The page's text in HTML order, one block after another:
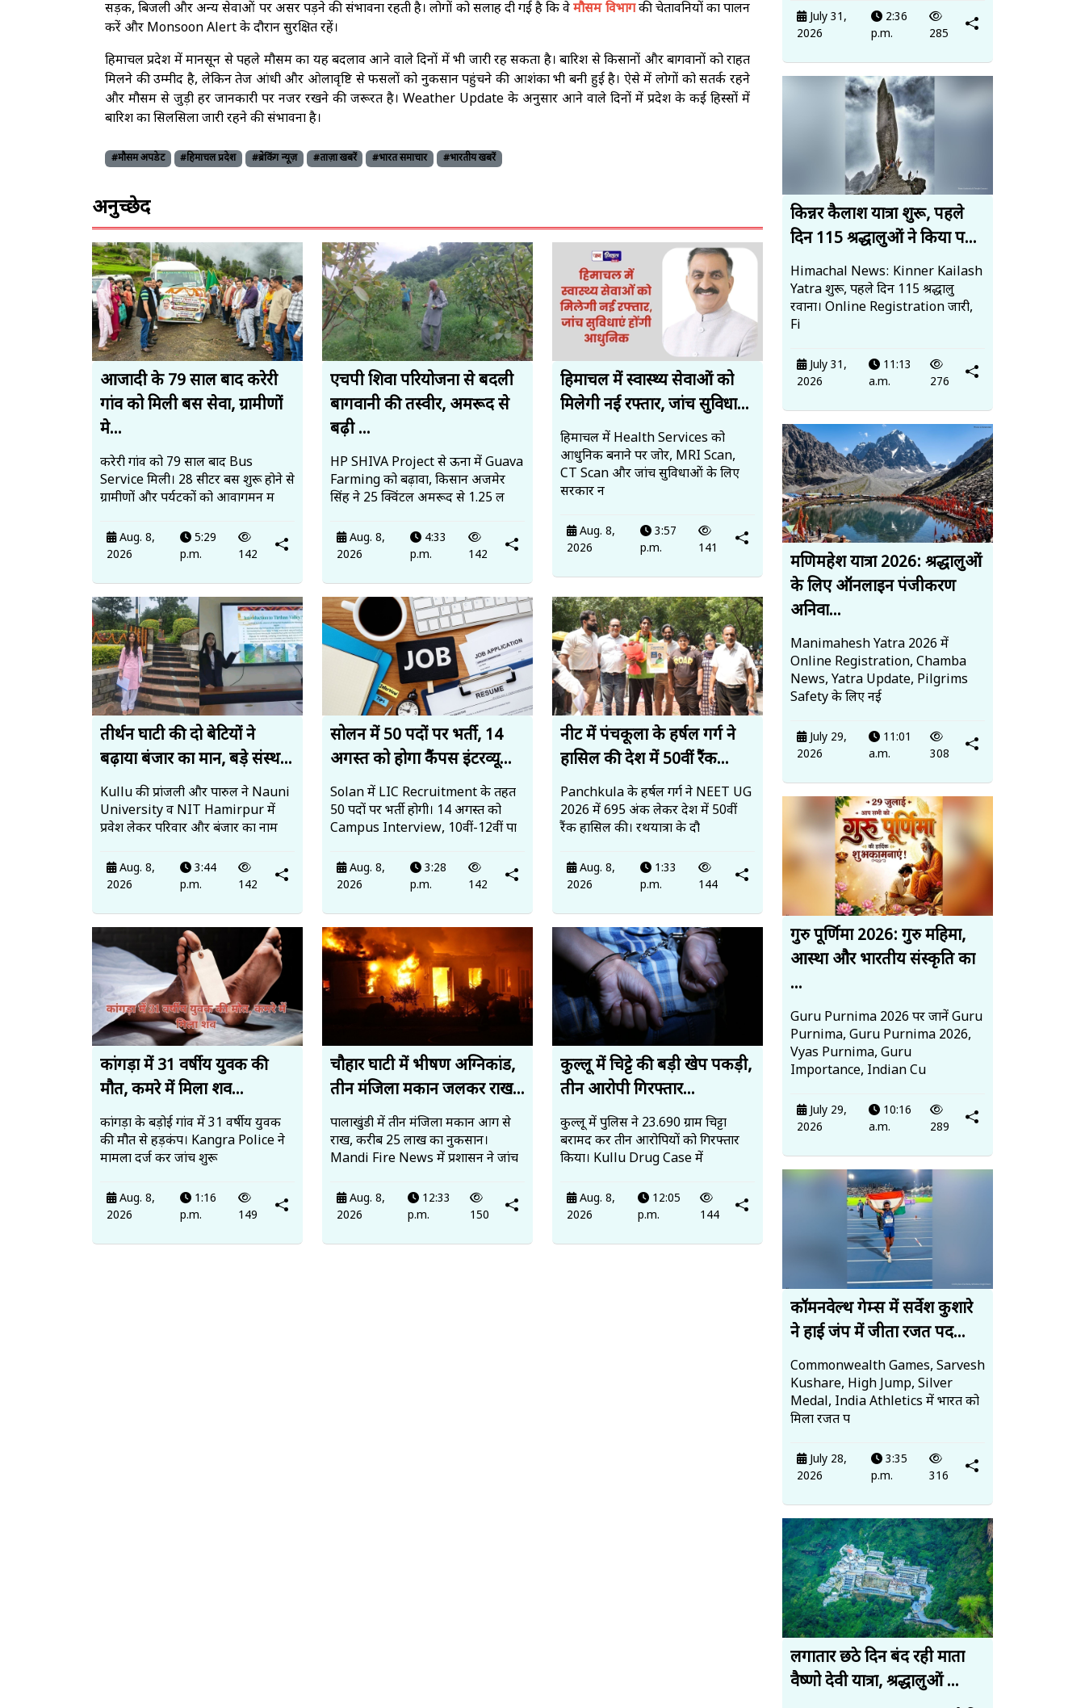
सड़क, बिजली और अन्य सेवाओं पर असर पड़ने की संभावना रहती है। लोगों को सलाह दी गई है कि वेमौसम विभागकी चेतावनियों का पालन
करें और Monsoon Alert के दौरान सुरक्षित रहें।
हिमाचल प्रदेश में मानसून से पहले मौसम का यह बदलाव आने वाले दिनों में भी जारी रह सकता है। बारिश से किसानों और बागवानों को राहत
मिलने की उम्मीद है, लेकिन तेज आंधी और ओलावृष्टि से फसलों को नुकसान पहुंचने की आशंका भी बनी हुई है। ऐसे में लोगों को सतर्क रहने
और मौसम से जुड़ी हर जानकारी पर नजर रखने की जरूरत है। Weather Update के अनुसार आने वाले दिनों में प्रदेश के कई हिस्सों में
बारिश का सिलसिला जारी रहने की संभावना है।
#मौसम अपडेट #हिमाचल प्रदेश #ब्रेकिंग न्यूज़ #ताज़ा खबरें #भारत समाचार #भारतीय खबरें
अनुच्छेद
आजादी के 79 साल बाद करेरी
गांव को मिली बस सेवा, ग्रामीणों
मे...
करेरी गांव को 79 साल बाद Bus
Service मिली। 28 सीटर बस शुरू होने से
ग्रामीणों और पर्यटकों को आवागमन म
Aug. 8,
2026
5:29
p.m.
142
एचपी शिवा परियोजना से बदली
बागवानी की तस्वीर, अमरूद से
बढ़ी ...
HP SHIVA Project से ऊना में Guava
Farming को बढ़ावा, किसान अजमेर
सिंह ने 25 क्विंटल अमरूद से ₹1.25 ल
Aug. 8,
2026
4:33
p.m.
142
हिमाचल में स्वास्थ्य सेवाओं को
मिलेगी नई रफ्तार, जांच सुविधा...
हिमाचल में Health Services को
आधुनिक बनाने पर जोर, MRI Scan,
CT Scan और जांच सुविधाओं के लिए
सरकार न
Aug. 8,
2026
3:57
p.m.
141
तीर्थन घाटी की दो बेटियों ने
बढ़ाया बंजार का मान, बड़े संस्थ...
Kullu की प्रांजली और पारुल ने Nauni
University व NIT Hamirpur में
प्रवेश लेकर परिवार और बंजार का नाम
Aug. 8,
2026
3:44
p.m.
142
सोलन में 50 पदों पर भर्ती, 14
अगस्त को होगा कैंपस इंटरव्यू...
Solan में LIC Recruitment के तहत
50 पदों पर भर्ती होगी। 14 अगस्त को
Campus Interview, 10वीं-12वीं पा
Aug. 8,
2026
3:28
p.m.
142
नीट में पंचकूला के हर्षल गर्ग ने
हासिल की देश में 50वीं रैंक...
Panchkula के हर्षल गर्ग ने NEET UG
2026 में 695 अंक लेकर देश में 50वीं
रैंक हासिल की। रथयात्रा के दौ
Aug. 8,
2026
1:33
p.m.
144
कांगड़ा में 31 वर्षीय युवक की
मौत, कमरे में मिला शव...
कांगड़ा के बड़ोई गांव में 31 वर्षीय युवक
की मौत से हड़कंप। Kangra Police ने
मामला दर्ज कर जांच शुरू
Aug. 8,
2026
1:16
p.m.
149
चौहार घाटी में भीषण अग्निकांड,
तीन मंजिला मकान जलकर राख...
पालाखुंडी में तीन मंजिला मकान आग से
राख, करीब 25 लाख का नुकसान।
Mandi Fire News में प्रशासन ने जांच
Aug. 8,
2026
12:33
p.m.
150
कुल्लू में चिट्टे की बड़ी खेप पकड़ी,
तीन आरोपी गिरफ्तार...
कुल्लू में पुलिस ने 23.690 ग्राम चिट्टा
बरामद कर तीन आरोपियों को गिरफ्तार
किया। Kullu Drug Case में
Aug. 8,
2026
12:05
p.m.
144
July 31,
2026
2:36
p.m.
285
किन्नर कैलाश यात्रा शुरू, पहले
दिन 115 श्रद्धालुओं ने किया प...
Himachal News: Kinner Kailash
Yatra शुरू, पहले दिन 115 श्रद्धालु
रवाना। Online Registration जारी,
Fi
July 31,
2026
11:13
a.m.
276
मणिमहेश यात्रा 2026: श्रद्धालुओं
के लिए ऑनलाइन पंजीकरण
अनिवा...
Manimahesh Yatra 2026 में
Online Registration, Chamba
News, Yatra Update, Pilgrims
Safety के लिए नई
July 29,
2026
11:01
a.m.
308
गुरु पूर्णिमा 2026: गुरु महिमा,
आस्था और भारतीय संस्कृति का
...
Guru Purnima 2026 पर जानें Guru
Purnima, Guru Purnima 2026,
Vyas Purnima, Guru
Importance, Indian Cu
July 29,
2026
10:16
a.m.
289
कॉमनवेल्थ गेम्स में सर्वेश कुशारे
ने हाई जंप में जीता रजत पद...
Commonwealth Games, Sarvesh
Kushare, High Jump, Silver
Medal, India Athletics में भारत को
मिला रजत प
July 28,
2026
3:35
p.m.
316
लगातार छठे दिन बंद रही माता
वैष्णो देवी यात्रा, श्रद्धालुओं ...